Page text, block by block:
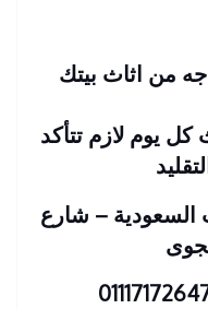
من اثاث بيتك
يوم لازم تتأكد
: 2 عمارات السعودية – شارع